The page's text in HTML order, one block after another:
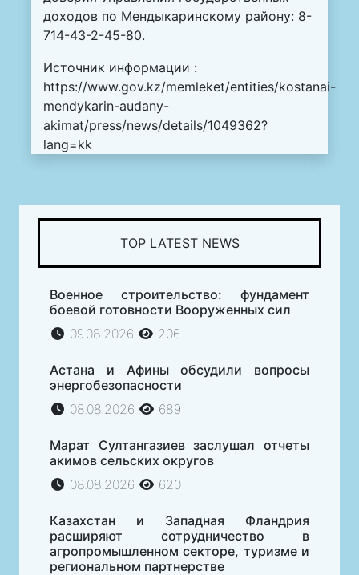
доходов по Мендыкаринскому району: 8-
714-43-2-45-80.
Источник информации :
https://www.gov.kz/memleket/entities/kostanai-
mendykarin-audany-
akimat/press/news/details/1049362?
lang=kk
TOP LATEST NEWS
Военное строительство: фундамент
боевой готовности Вооруженных сил
09.08.2026
206
Астана и Афины обсудили вопросы
энергобезопасности
08.08.2026
689
Марат Султангазиев заслушал отчеты
акимов сельских округов
08.08.2026
620
Казахстан и Западная Фландрия
расширяют сотрудничество в
агропромышленном секторе, туризме и
региональном партнерстве